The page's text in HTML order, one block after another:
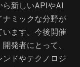
ら新しいAPIやAI
ミックな分野が
います。今後開催
発者にとって、
ドやテクノロジ